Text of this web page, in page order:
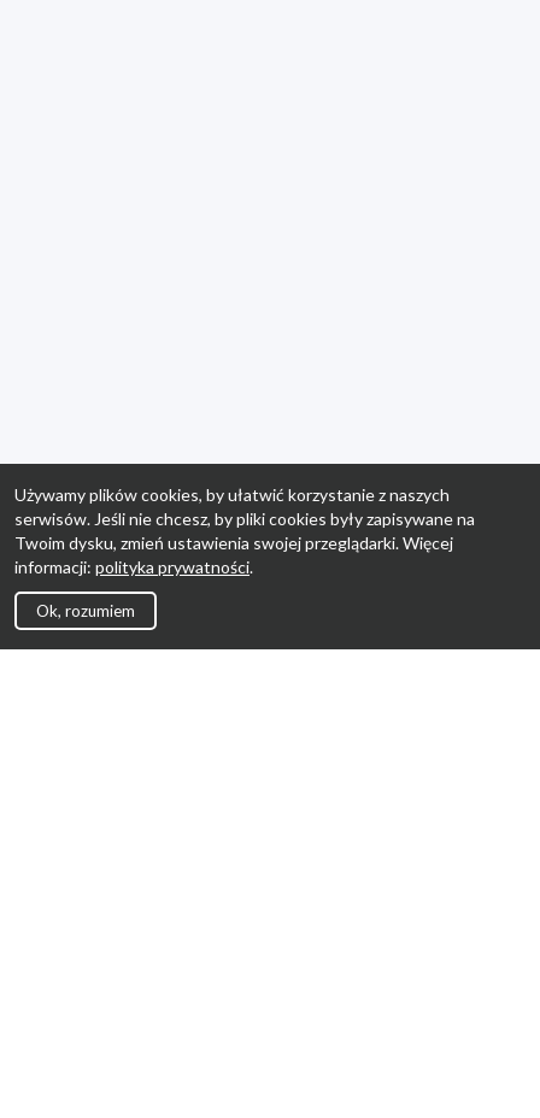
Używamy plików cookies, by ułatwić korzystanie z naszych
serwisów. Jeśli nie chcesz, by pliki cookies były zapisywane na
Twoim dysku, zmień ustawienia swojej przeglądarki. Więcej
informacji: polityka prywatności.
Ok, rozumiem